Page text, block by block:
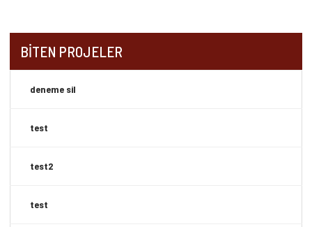
BİTEN PROJELER
deneme sil
test
test2
test